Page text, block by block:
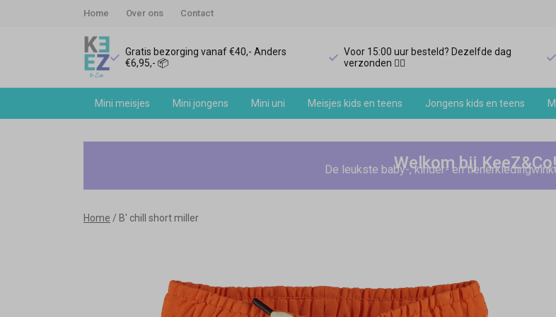
Home Over ons Contact
Gratis bezorging vanaf €40,- Anders
€6,95,- 📦
Voor 15:00 uur besteld? Dezelfde dag
verzonden 🏃‍♀️
Mini meisjes Mini jongens Mini uni Meisjes kids en teens Jongens kids en teens
miller
Welkom bij KeeZ&Co!
De leukste baby-, kinder- en
Home B' chill short miller